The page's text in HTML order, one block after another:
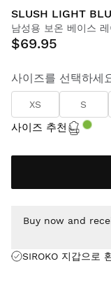
SLUSH LIGHT
남성용 보온 베이스
$69.95
사이즈를 선택하세
XS S
사이즈 추천
SIROKO 지갑으로
Buy now and